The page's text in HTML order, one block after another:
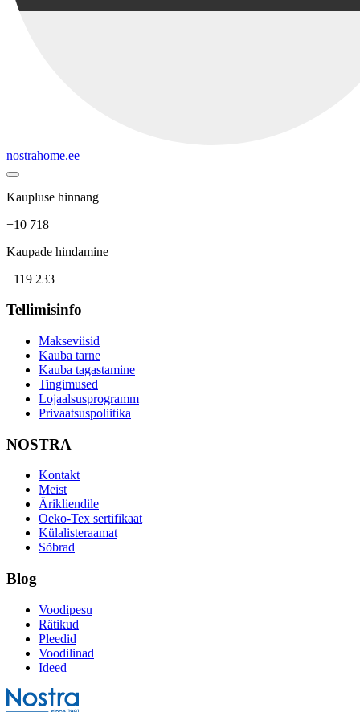
nostrahome.ee
Kaupluse hinnang
+10 718
Kaupade hindamine
+119 233
Tellimisinfo
Makseviisid
Kauba tarne
Kauba tagastamine
Tingimused
Lojaalsusprogramm
Privaatsuspoliitika
NOSTRA
Kontakt
Meist
Ärikliendile
Oeko-Tex sertifikaat
Külalisteraamat
Sõbrad
Blog
Voodipesu
Rätikud
Pleedid
Voodilinad
Ideed